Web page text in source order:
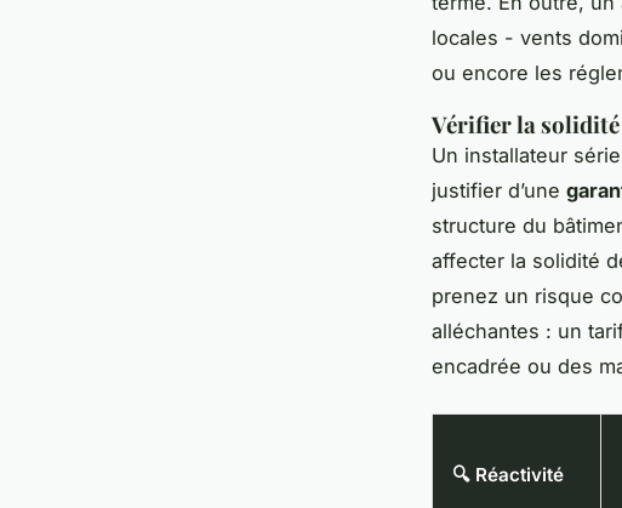
locales - vents
ou encore les
Vérifier la
Un installateur
justifier d’une
structure du
affecter la solidité
prenez un risque
alléchantes : un
encadrée ou des
🔍 Réactivité